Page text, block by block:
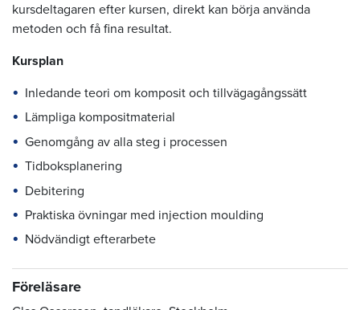
kursdeltagaren efter kursen, direkt kan börja använda
metoden och få fina resultat.
Kursplan
Inledande teori om komposit och tillvägagångssätt
Lämpliga kompositmaterial
Genomgång av alla steg i processen
Tidboksplanering
Debitering
Praktiska övningar med injection moulding
Nödvändigt efterarbete
Föreläsare